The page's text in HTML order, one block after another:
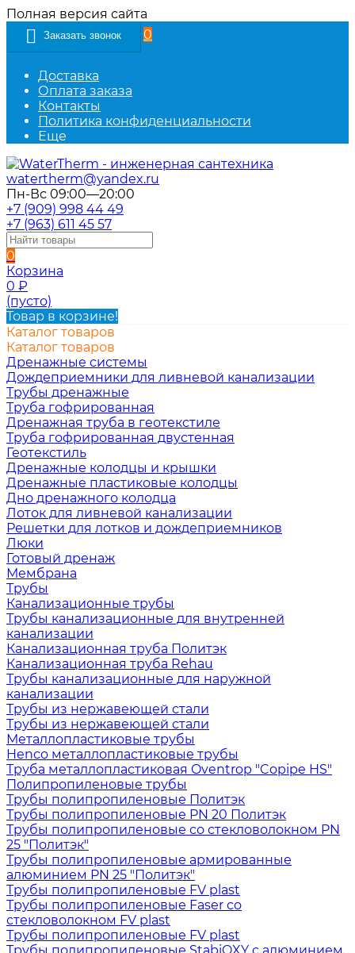
Полная версия сайта
Заказать звонок 0
Доставка
Оплата заказа
Контакты
Политика конфиденциальности
Еще
watertherm@yandex.ru
Пн-Вс 09:00—20:00
+7 (909) 998 44 49
+7 (963) 611 45 57
0
Корзина
0 ₽
(пусто)
Товар в корзине!
Каталог товаров
Каталог товаров
Дренажные системы
Дождеприемники для ливневой канализации
Трубы дренажные
Труба гофрированная
Дренажная труба в геотекстиле
Труба гофрированная двустенная
Геотекстиль
Дренажные колодцы и крышки
Дренажные пластиковые колодцы
Дно дренажного колодца
Лоток для ливневой канализации
Решетки для лотков и дождеприемников
Люки
Готовый дренаж
Мембрана
Трубы
Канализационные трубы
Трубы канализационные для внутренней
канализации
Канализационная труба Политэк
Канализационная труба Rehau
Трубы канализационные для наружной
канализации
Трубы из нержавеющей стали
Трубы из нержавеющей стали
Металлопластиковые трубы
Henco металлопластиковые трубы
Труба металлопластиковая Oventrop "Copipe HS"
Полипропиленовые трубы
Трубы полипропиленовые Политэк
Трубы полипропиленовые PN 20 Политэк
Трубы полипропиленовые со стекловолокном PN
25 "Политэк"
Трубы полипропиленовые армированные
алюминием PN 25 "Политэк"
Трубы полипропиленовые FV plast
Трубы полипропиленовые Faser со
стекловолокном FV plast
Трубы полипропиленовые FV plast